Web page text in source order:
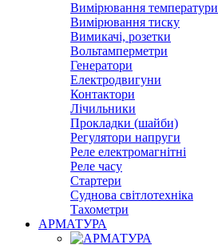
Вимірювання температури
Вимірювання тиску
Вимикачі, розетки
Вольтамперметри
Генератори
Електродвигуни
Контактори
Лічильники
Прокладки (шайби)
Регулятори напруги
Реле електромагнітні
Реле часу
Стартери
Суднова світлотехніка
Тахометри
АРМАТУРА